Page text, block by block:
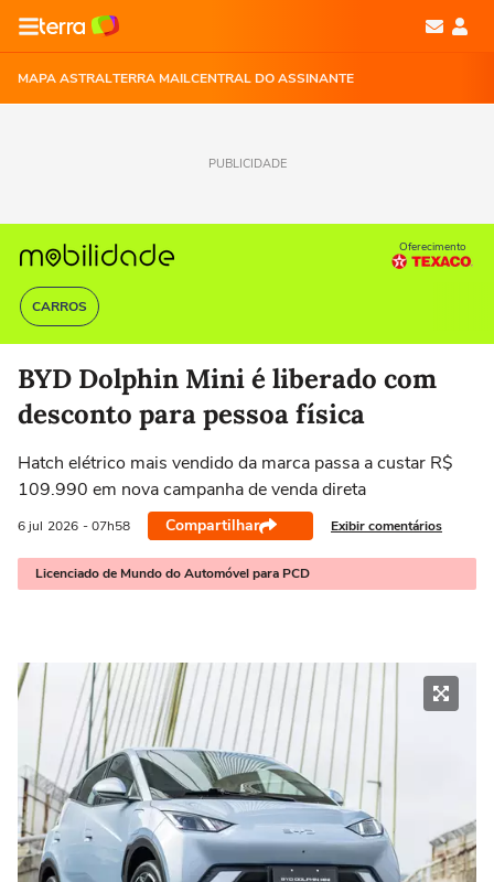
MAPA ASTRALTERRA MAILCENTRAL DO ASSINANTE
PUBLICIDADE
CARROS
Oferecimento
BYD Dolphin Mini é liberado com
desconto para pessoa física
Hatch elétrico mais vendido da marca passa a custar R$
109.990 em nova campanha de venda direta
6 jul 2026 - 07h58 Compartilhar Exibir comentários
Licenciado de Mundo do Automóvel para PCD